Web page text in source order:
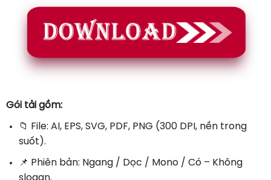
Gói tải gồm:
📁 File: AI, EPS, SVG, PDF, PNG (300 DPI, nền trong
suốt).
📌 Phiên bản: Ngang / Dọc / Mono / Có – Không
slogan.